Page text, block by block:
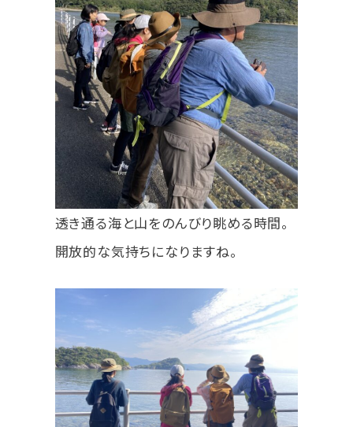
透き通る海と山をのんびり眺める時間。
開放的な気持ちになりますね。